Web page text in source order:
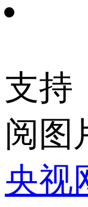
支
阅图
央视